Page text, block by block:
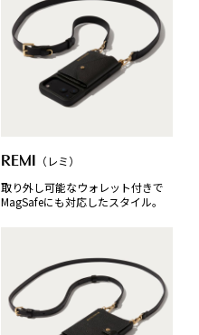
REMI （レミ）
取り外し可能なウォレット付きで
MagSafeにも対応したスタイル。